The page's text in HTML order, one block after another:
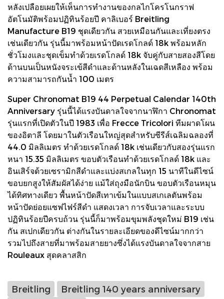
หลังเปลือยเผยให้เห็นการทำงานของกลไกโครโนกราฟ
อัตโนมัติพร้อมปฏิทินร้อยปี คาลิเบอร์ Breitling
Manufacture B19 ชุดเดียวกัน สวยเหมือนกันและเที่ยงตรง
เช่นเดียวกัน รุ่นนี้มาพร้อมหน้าปัดเรดโกลด์ 18k พร้อมหลัก
ชั่วโมงและชุดเข็มทำด้วยเรดโกลด์ 18k จับคู่กับสายสองสีโดย
ด้านบนเป็นหนังจระเข้สีดำและด้านหลังในเฉดสีเหลือง พร้อม
ความสามารถกันน้ำ 100 เมตร
Super Chronomat B19 44 Perpetual Calendar 140th
Anniversary รุ่นนี้ได้แรงบันดาลใจจากนาฬิกา Chronomat
รุ่นแรกที่เปิดตัวในปี 1983 เพื่อ Frecce Tricolori ทีมผาดโผน
ของอิตาลี โดยมาในตัวเรือนใหญ่สุดสำหรับซีรีส์เฉลิมฉลองที่
44.0 มิลลิเมตร ทำด้วยเรดโกลด์ 18k เช่นเดียวกับสองรุ่นแรก
หนา 15.35 มิลลิเมตร ขอบตัวเรือนทำด้วยเรดโกลด์ 18k และ
อินเสิร์จด้วยเซรามิกสีดำและแบ่งสเกลในทุก 15 นาทีในดีไซน์
ขอบยกสูงให้สัมผัสได้ง่าย แม้ใส่ถุงมือนักบิน ขอบตัวเรือนหมุน
ได้ทิศทางเดียว พื้นหน้าปัดสีเทาเข้มในแบบสเกเลตันพร้อม
หน้าปัดย่อยแซฟไฟร์สีดำ แสดงเวลา การจับเวลาและระบบ
ปฏิทินร้อยปีครบถ้วน รุ่นนี้ก็มาพร้อมขุมพลังชุดใหม่ B19 เช่น
กัน สเปกเดียวกัน ต่างกันในรายละเอียดของดีไซน์มากกว่า
รวมไปถึงสายที่มาพร้อมสายยางซึ่งได้แรงบันดาลใจจากสาย
Rouleaux สุดคลาสสิก
Breitling
Breitling 140 years anniversary